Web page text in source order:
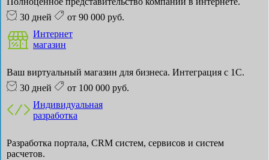
30 дней
от 90 000 руб.
Интернет
магазин
Ваш виртуальный магазин для бизнеса. Интеграция с 1С.
30 дней
от 100 000 руб.
Индивидуальная
разработка
Разработка портала, CRM систем, сервисов и систем
расчетов.